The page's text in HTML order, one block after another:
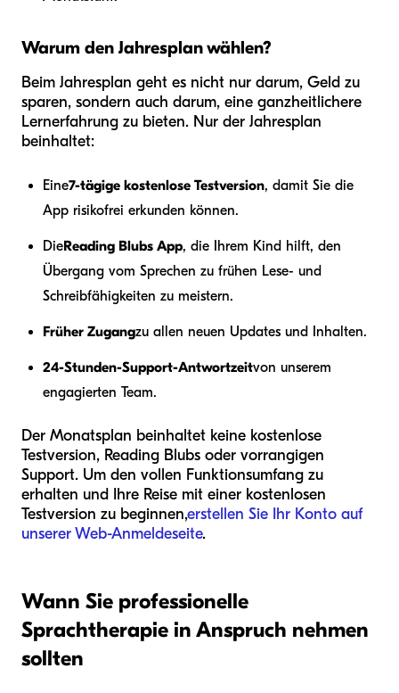
Warum den Jahresplan wählen?
Beim Jahresplan geht es nicht nur darum, Geld zu
sparen, sondern auch darum, eine ganzheitlichere
Lernerfahrung zu bieten. Nur der Jahresplan
beinhaltet:
Eine7-tägige kostenlose Testversion, damit Sie die
App risikofrei erkunden können.
DieReading Blubs App, die Ihrem Kind hilft, den
Übergang vom Sprechen zu frühen Lese- und
Schreibfähigkeiten zu meistern.
Früher Zugangzu allen neuen Updates und Inhalten.
24-Stunden-Support-Antwortzeitvon unserem
engagierten Team.
Der Monatsplan beinhaltet keine kostenlose
Testversion, Reading Blubs oder vorrangigen
Support. Um den vollen Funktionsumfang zu
erhalten und Ihre Reise mit einer kostenlosen
Testversion zu beginnen,erstellen Sie Ihr Konto auf
unserer Web-Anmeldeseite.
Wann Sie professionelle
Sprachtherapie in Anspruch nehmen
sollten